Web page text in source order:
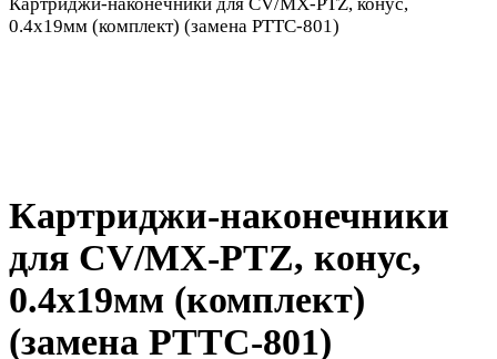
0.4х19мм (комплект) (замена PTTC-801)
Картриджи-наконечники
для CV/MX-PTZ, конус,
0.4х19мм (комплект)
(замена PTTC-801)